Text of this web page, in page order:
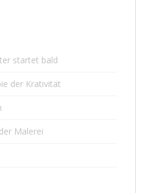
startet bald
der Krativität
Malerei